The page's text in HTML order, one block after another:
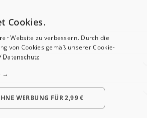
Cookies.
Website zu verbessern. Durch die
von Cookies gemäß unserer Cookie-
→
WERBUNG FÜR 2,99 €